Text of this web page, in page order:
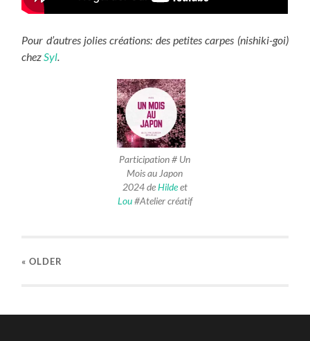
Pour d’autres jolies créations: des petites carpes (nishiki-goi)
chez Syl
Participation # Un
Mois au Japon
2024 deHildeet
Lou#Atelier créatif
« OLDER